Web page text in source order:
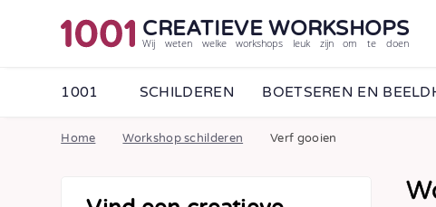
CREATIEVE WORKSHOPS
Wij weten welke workshops leuk zijn om te doen
1001 SCHILDEREN BOETSEREN EN
Home Workshop schilderen Verf gooien